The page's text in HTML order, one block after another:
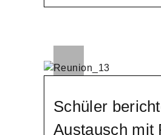
Schüler
Austausch mit